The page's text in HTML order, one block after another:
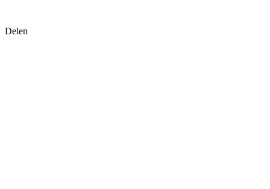
Delen